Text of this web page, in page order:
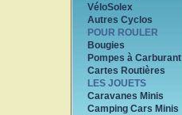
VéloSolex
Autres Cyclos
POUR ROULER
Bougies
Pompes à Carburant
Cartes Routières
LES JOUETS
Caravanes Minis
Camping Cars Minis